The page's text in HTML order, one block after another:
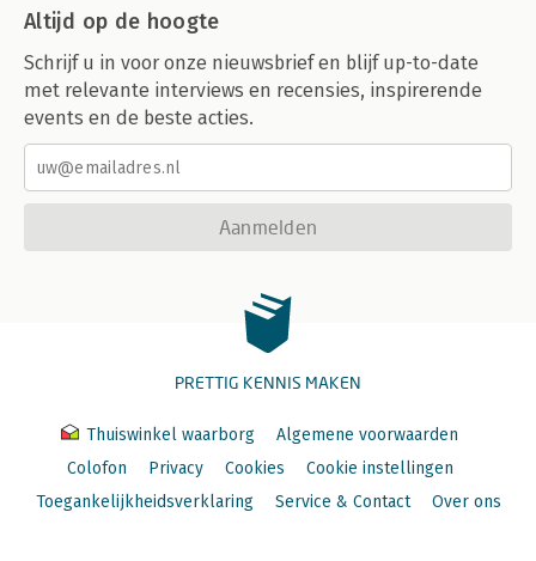
Altijd op de hoogte
Schrijf u in voor onze nieuwsbrief en blijf up-to-date
met relevante interviews en recensies, inspirerende
events en de beste acties.
Aanmelden
PRETTIG KENNIS MAKEN
Thuiswinkel waarborg
Algemene voorwaarden
Colofon
Privacy Cookies
Cookie instellingen
Toegankelijkheidsverklaring
Service & Contact Over ons